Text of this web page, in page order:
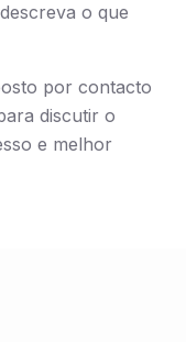
o que
por contacto
discutir o
e melhor